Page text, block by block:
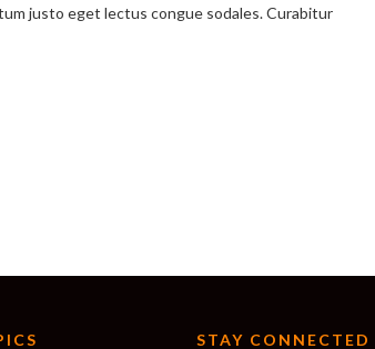
justo eget lectus congue sodales. Curabitur
STAY CONNECTED